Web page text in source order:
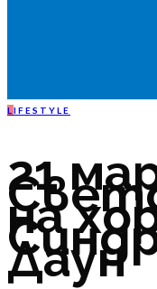
L IFESTYLE
21
на
Даун